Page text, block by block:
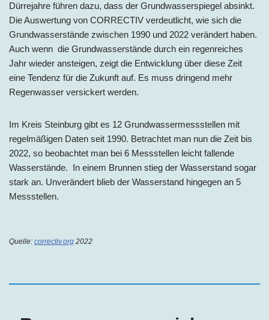
Dürrejahre führen dazu, dass der Grundwasserspiegel absinkt.
Die Auswertung von CORRECTIV verdeutlicht, wie sich die
Grundwasserstände zwischen 1990 und 2022 verändert haben.
Auch wenn die Grundwasserstände durch ein regenreiches
Jahr wieder ansteigen, zeigt die Entwicklung über diese Zeit
eine Tendenz für die Zukunft auf. Es muss dringend mehr
Regenwasser versickert werden.
Im Kreis Steinburg gibt es 12 Grundwassermessstellen mit
regelmäßigen Daten seit 1990. Betrachtet man nun die Zeit bis
2022, so beobachtet man bei 6 Messstellen leicht fallende
Wasserstände. In einem Brunnen stieg der Wasserstand sogar
stark an. Unverändert blieb der Wasserstand hingegen an 5
Messstellen.
Quelle: correctiv.org 2022